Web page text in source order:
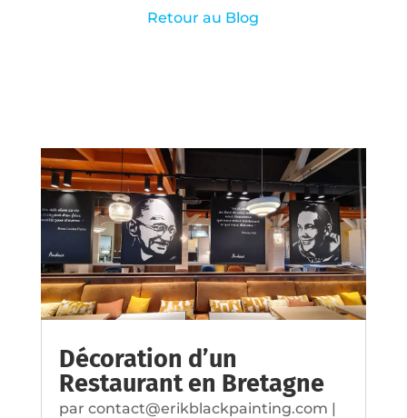
Retour au Blog
Décoration d’un
Restaurant en Bretagne
par contact@erikblackpainting.com |